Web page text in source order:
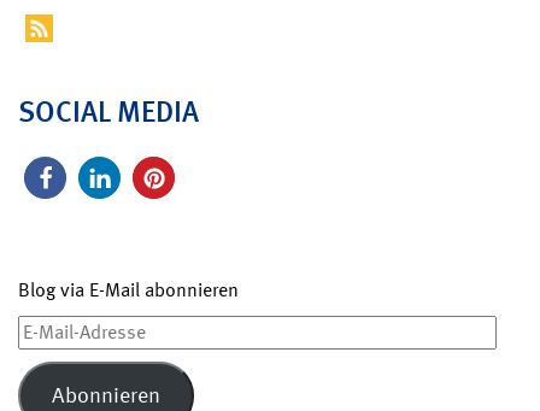
SOCIAL MEDIA
Blog via E-Mail abonnieren
E-
Mail-
Adresse
Abonnieren